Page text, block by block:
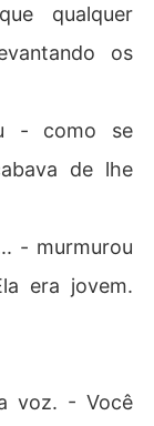
qualquer
os
- como se
de lhe
- murmurou
era jovem.
voz. - Você